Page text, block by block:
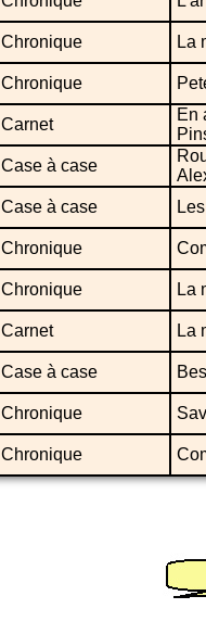
Chronique La
Chronique
Carnet
En
Case à case
Case à case
Chronique
Chronique La
Carnet La
Case à case
Chronique
Chronique